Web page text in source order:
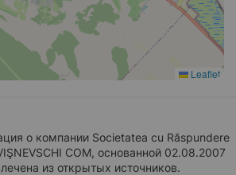
Leaflet
о компании Societatea cu Răspundere
COM, основанной 02.08.2007
из открытых источников.